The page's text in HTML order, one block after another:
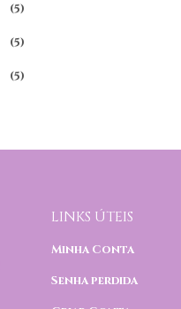
(5)
(5)
(5)
LINKS ÚTEIS
Minha Conta
Senha perdida